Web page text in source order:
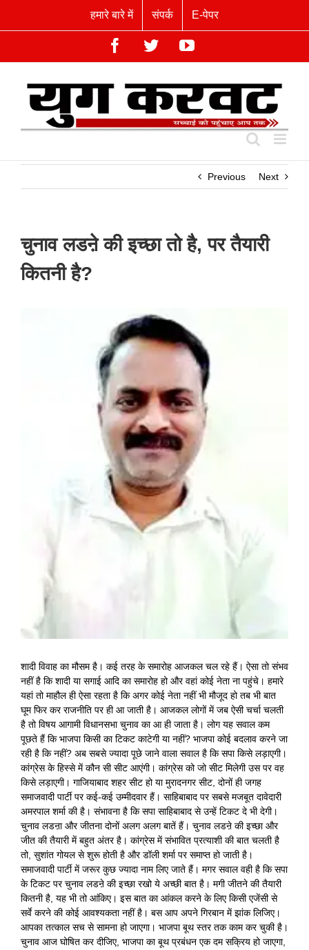
हमारे बारे में संपर्क E-पेपर
Facebook
TwitterYouTube
Previous Next
चुनाव लडऩे की इच्छा तो है, पर तैयारी
कितनी है?
शादी विवाह का मौसम है। कई तरह के समारोह आजकल चल रहे हैं। ऐसा तो संभव
नहीं है कि शादी या सगाई आदि का समारोह हो और वहां कोई नेता ना पहुंचे। हमारे
यहां तो माहौल ही ऐसा रहता है कि अगर कोई नेता नहीं भी मौजूद हो तब भी बात
घूम फिर कर राजनीति पर ही आ जाती है। आजकल लोगों में जब ऐसी चर्चा चलती
है तो विषय आगामी विधानसभा चुनाव का आ ही जाता है। लोग यह सवाल कम
पूछते हैं कि भाजपा किसी का टिकट काटेगी या नहीं? भाजपा कोई बदलाव करने जा
रही है कि नहीं? अब सबसे ज्यादा पूछे जाने वाला सवाल है कि सपा किसे लड़ाएगी।
कांग्रेस के हिस्से में कौन सी सीट आएंगी। कांग्रेस को जो सीट मिलेगी उस पर वह
किसे लड़ाएगी। गाजियाबाद शहर सीट हो या मुरादनगर सीट, दोनों ही जगह
समाजवादी पार्टी पर कई-कई उम्मीदवार हैं। साहिबाबाद पर सबसे मजबूत दावेदारी
अमरपाल शर्मा की है। संभावना है कि सपा साहिबाबाद से उन्हें टिकट दे भी देगी।
चुनाव लडऩा और जीतना दोनों अलग अलग बातें हैं। चुनाव लडऩे की इच्छा और
जीत की तैयारी में बहुत अंतर है। कांग्रेस में संभावित प्रत्याशी की बात चलती है
तो, सुशांत गोयल से शुरू होती है और डॉली शर्मा पर समाप्त हो जाती है।
समाजवादी पार्टी में जरूर कुछ ज्यादा नाम लिए जाते हैं। मगर सवाल वही है कि सपा
के टिकट पर चुनाव लडऩे की इच्छा रखो ये अच्छी बात है। मगी जीतने की तैयारी
कितनी है, यह भी तो आंकिए। इस बात का आंकल करने के लिए किसी एजेंसी से
सर्वे करने की कोई आवश्यकता नहीं है। बस आप अपने गिरबान में झांक लिजिए।
आपका तत्काल सच से सामना हो जाएगा। भाजपा बूथ स्तर तक काम कर चुकी है।
चुनाव आज घोषित कर दीजिए, भाजपा का बूथ प्रबंधन एक दम सक्रिय हो जाएगा,